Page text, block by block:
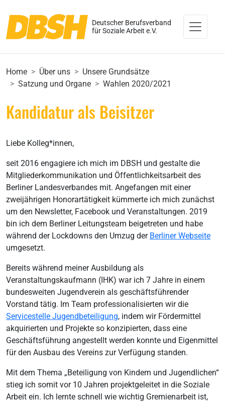
Deutscher Berufsverband
für Soziale Arbeit e.V.
Home Über uns
Unsere Grundsätze
Satzung und Organe
Wahlen 2020/2021
Kandidatur als Beisitzer
Liebe Kolleg*innen,
seit 2016 engagiere ich mich im DBSH und gestalte die
Mitgliederkommunikation und Öffentlichkeitsarbeit des
Berliner Landesverbandes mit. Angefangen mit einer
zweijährigen Honorartätigkeit kümmerte ich mich zunächst
um den Newsletter, Facebook und Veranstaltungen. 2019
bin ich dem Berliner Leitungsteam beigetreten und habe
während der Lockdowns den Umzug der Berliner Webseite
umgesetzt.
Bereits während meiner Ausbildung als
Veranstaltungskaufmann (IHK) war ich 7 Jahre in einem
bundesweiten Jugendverein als geschäftsführender
Vorstand tätig. Im Team professionalisierten wir die
Servicestelle Jugendbeteiligung, indem wir Fördermittel
akquirierten und Projekte so konzipierten, dass eine
Geschäftsführung angestellt werden konnte und Eigenmittel
für den Ausbau des Vereins zur Verfügung standen.
Mit dem Thema „Beteiligung von Kindern und Jugendlichen“
stieg ich somit vor 10 Jahren projektgeleitet in die Soziale
Arbeit ein. Ich lernte schnell wie wichtig Gremienarbeit ist,